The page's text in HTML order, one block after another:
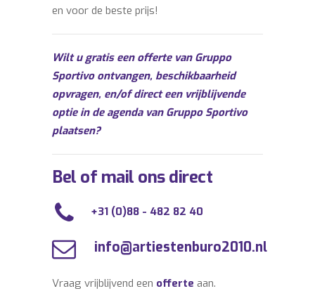
en voor de beste prijs!
Wilt u gratis een offerte van Gruppo
Sportivo ontvangen, beschikbaarheid
opvragen, en/of direct een vrijblijvende
optie in de agenda van Gruppo Sportivo
plaatsen?
Bel of mail ons direct
+31 (0)88 - 482 82 40
info@artiestenburo2010.nl
Vraag vrijblijvend een offerte aan.